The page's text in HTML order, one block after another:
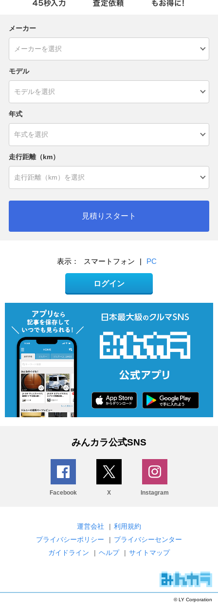
メーカー
モデル
年式
走行距離（km）
見積りスタート
表示： スマートフォン | PC
ログイン
みんカラ公式SNS
Facebook X Instagram
運営会社 | 利用規約
プライバシーポリシー
| プライバシーセンター
ガイドライン
| ヘルプ | サイトマップ
© LY Corporation